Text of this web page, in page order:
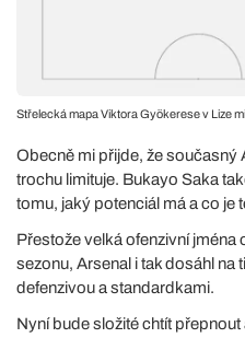
Střelecká mapa Viktora Gyökerese v Lize
Obecně mi přijde, že současný
trochu limituje. Bukayo Saka
tomu, jaký potenciál má a co je
Přestože velká ofenzivní
sezonu, Arsenal i tak dosáhl na
defenzivou a standardkami.
Nyní bude složité chtít